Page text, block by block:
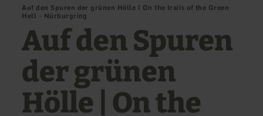
Auf den Spuren der grünen Hölle | On the trails of the Green
Hell - Nürburgring
Auf den Spuren
der grünen
Hölle | On the